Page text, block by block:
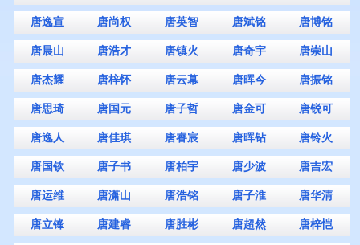
唐逸宣 唐尚权 唐英智 唐斌铭 唐博铭
唐晨山 唐浩才 唐镇火 唐奇宇 唐崇山
唐杰耀 唐梓怀 唐云幕 唐晖今 唐振铭
唐思琦 唐国元 唐子哲 唐金可 唐锐可
唐逸人 唐佳琪 唐睿宸 唐晖钻 唐铃火
唐国钦 唐子书 唐柏宇 唐少波 唐吉宏
唐运维 唐潇山 唐浩铭 唐子淮 唐华清
唐立锋 唐建睿 唐胜彬 唐超然 唐梓恺